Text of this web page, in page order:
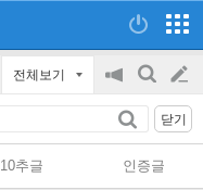
전체보기
공
지
on/off
검
글
쓰
닫기
10추글 인증글